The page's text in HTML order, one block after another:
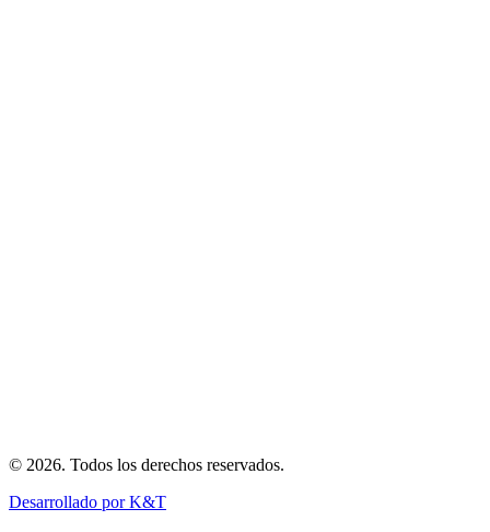
© 2026. Todos los derechos reservados.
Desarrollado por K&T